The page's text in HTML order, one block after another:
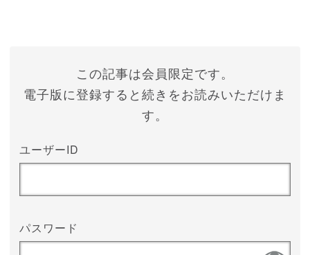
この記事は会員限定です。
電子版に登録すると続きをお読みいただけま
す。
ユーザーID
パスワード